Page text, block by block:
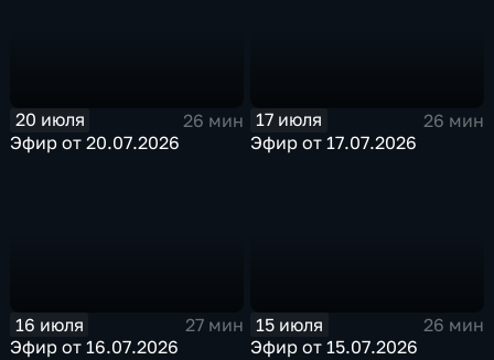
20 июля
26 мин
Эфир от 20.07.2026
17 июля
26 мин
Эфир от 17.07.2026
16 июля
27 мин
Эфир от 16.07.2026
15 июля
26 мин
Эфир от 15.07.2026